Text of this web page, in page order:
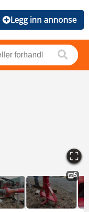
Legg inn annonse
5